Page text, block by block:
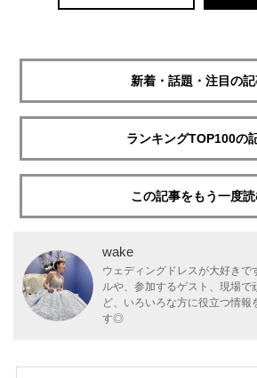
新着・話題・注目の
ランキングTOP100の
この記事をもう一度
wake
ウェディングドレスが大好きで
ルや、参加するゲスト、現場で
ど、いろいろな方に役立つ情報
す◎